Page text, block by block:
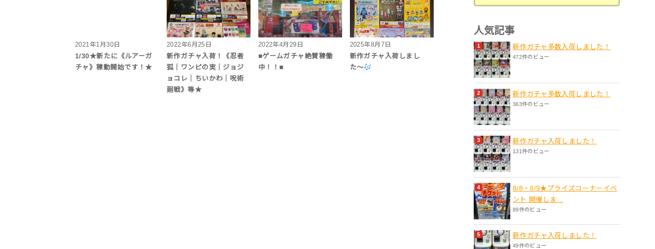
2021年1月30日
1/30★新たに《ルアーガ
チャ》稼動開始です！★
2022年6月25日
新作ガチャ入荷！《忍者
狐｜ワンピの実｜ジョジ
ョコレ｜ちいかわ｜呪術
廻戦》等★
2022年4月29日
■ゲームガチャ絶賛稼働
中！！■
2025年8月7日
新作ガチャ入荷しまし
た〜
人気記事
新作ガチャ多数入荷しました！
472件のビュー
新作ガチャ多数入荷しました！
363件のビュー
新作ガチャ入荷しました！
131件のビュー
8/8・8/9★プライズコーナーイベ
ント 開催しま...
89件のビュー
新作ガチャ入荷しました！
49件のビュー